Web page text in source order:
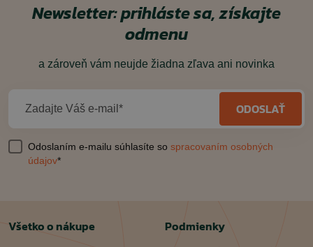
Newsletter: prihláste sa, získajte
odmenu
a zároveň vám neujde žiadna zľava ani novinka
Zadajte Váš e-mail* ODOSLAŤ
Odoslaním e-mailu súhlasíte so spracovaním osobných
údajov*
Všetko o nákupe Podmienky